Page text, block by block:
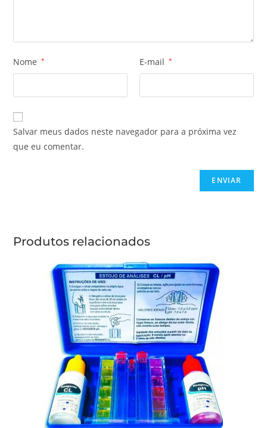
Nome * E-mail *
Salvar meus dados neste navegador para a próxima vez
que eu comentar.
Produtos relacionados